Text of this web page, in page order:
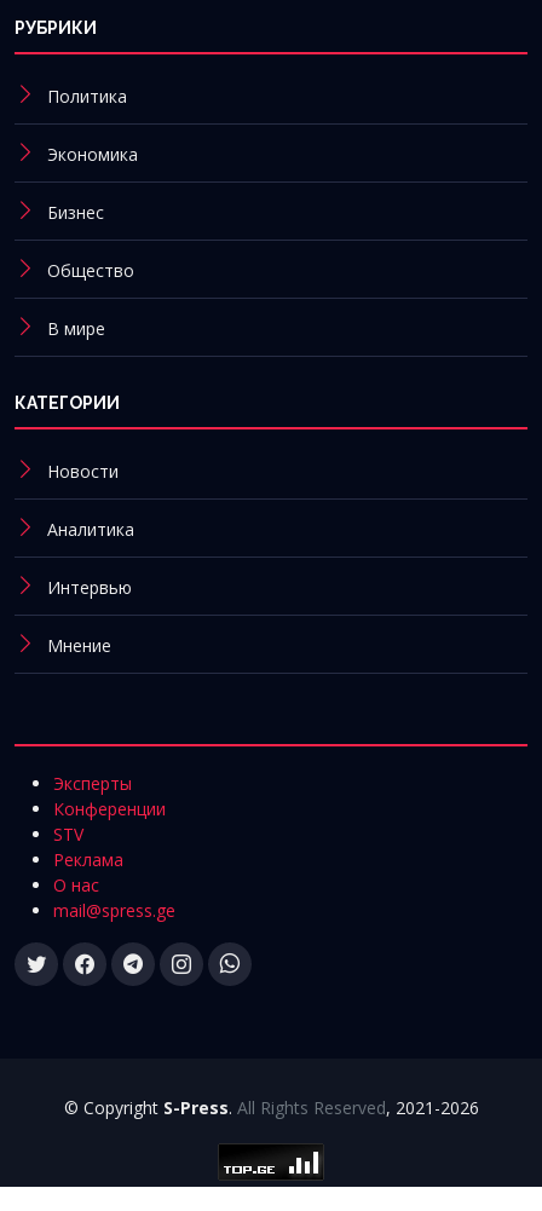
РУБРИКИ
Политика
Экономика
Бизнес
Общество
В мире
КАТЕГОРИИ
Новости
Аналитика
Интервью
Мнение
Эксперты
Конференции
STV
Реклама
О нас
mail@spress.ge
© Copyright S-Press. All Rights Reserved, 2021-2026